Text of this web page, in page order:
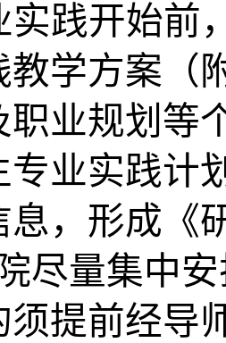
实践开始前
教学方案 （
职业规划等
专业实践计
息，形成《
尽量集中
须提前经导